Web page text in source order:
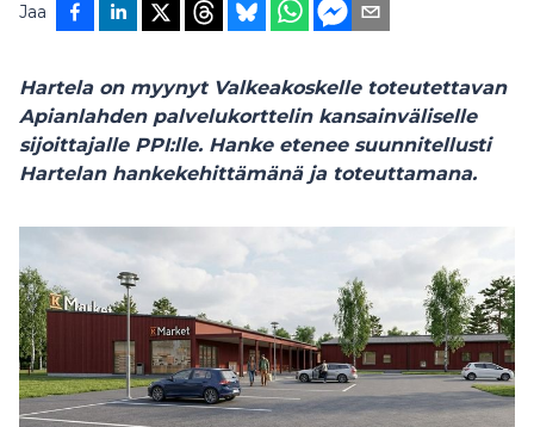
Jaa
Hartela on myynyt Valkeakoskelle toteutettavan
Apianlahden palvelukorttelin kansainväliselle
sijoittajalle PPI:lle. Hanke etenee suunnitellusti
Hartelan hankekehittämänä ja toteuttamana.